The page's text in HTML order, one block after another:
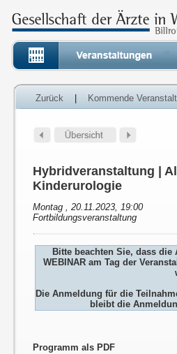
Zurück Kommende
Hybridveranstaltung |
Kinderurologie
Montag , 20.11.2023, 19:00
Fortbildungsveranstaltung
Bitte beachten Sie, dass
WEBINAR am Tag der
Die Anmeldung für die
bleibt die
Programm als PDF